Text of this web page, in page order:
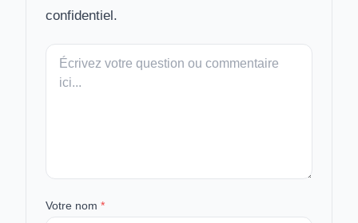
confidentiel.
Votre
message
Votre nom *